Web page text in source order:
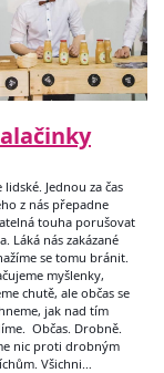
lidské. Jednou za čas
z nás přepadne
touha porušovat
Láká nás zakázané
se tomu bránit.
myšlenky,
chutě, ale občas se
jak nad tím
Občas. Drobně.
nic proti drobným
Všichni…